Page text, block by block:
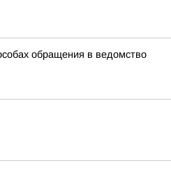
обращения в ведомство